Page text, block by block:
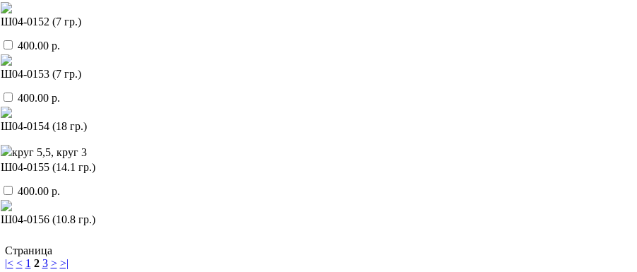
Ш04-0152 (7 гр.)
400.00 р.
Ш04-0153 (7 гр.)
400.00 р.
Ш04-0154 (18 гр.)
круг 5,5, круг 3
Ш04-0155 (14.1 гр.)
400.00 р.
Ш04-0156 (10.8 гр.)
Страница
|< < 1 2 3 > >|